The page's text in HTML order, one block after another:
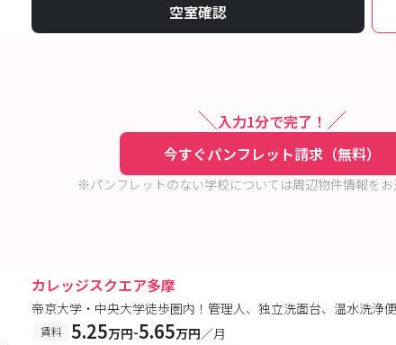
空室確認
入力1分で完了！
今すぐパンフレット請求（無料）
※パンフレットのない学校については周辺物件情報をお
カレッジスクエア多摩
帝京大学・中央大学徒歩圏内！管理人、独立洗面台、温水洗浄
賃料 5.25万円-5.65万円／月